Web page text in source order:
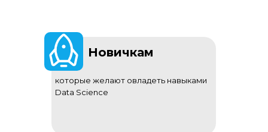
Новичкам
которые желают овладеть навыками
Data Science